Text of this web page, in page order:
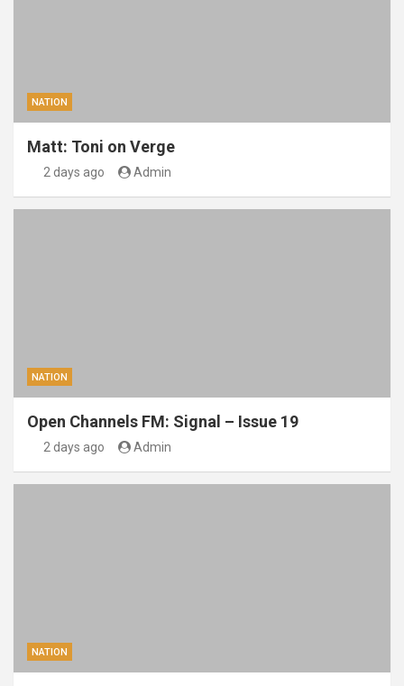
NATION
Matt: Toni on Verge
2 days ago Admin
NATION
Open Channels FM: Signal – Issue 19
2 days ago Admin
NATION